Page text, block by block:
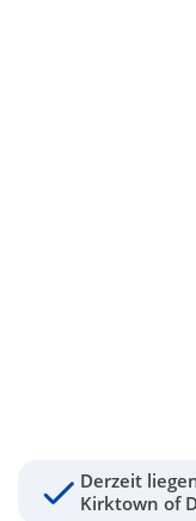
Derzeit
Kirktown of